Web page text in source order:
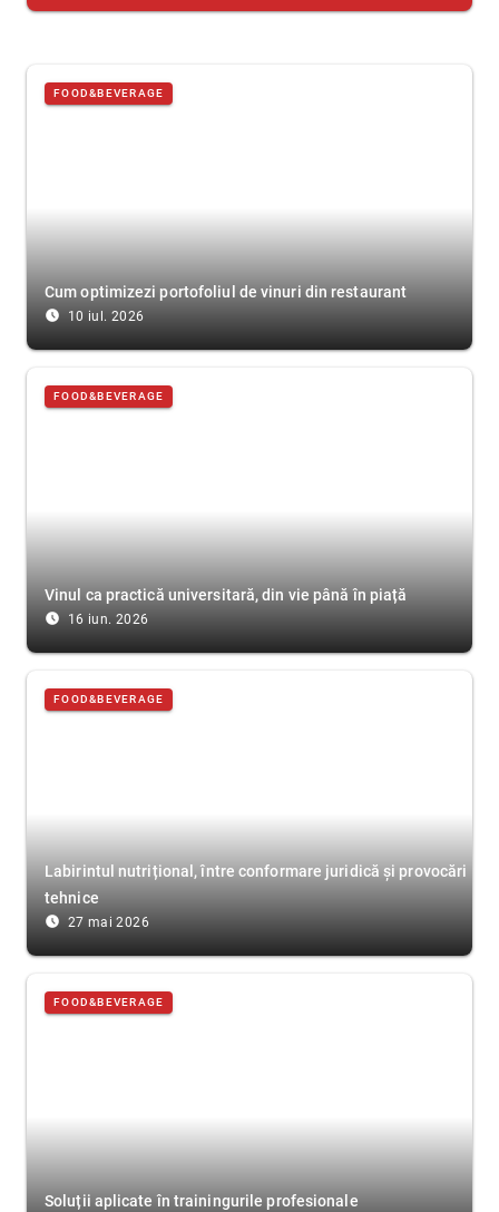
FOOD&BEVERAGE
Cum optimizezi portofoliul de vinuri din restaurant
access_time_filled 10 iul. 2026
FOOD&BEVERAGE
Vinul ca practică universitară, din vie până în piață
access_time_filled 16 iun. 2026
FOOD&BEVERAGE
Labirintul nutrițional, între conformare juridică și provocări
tehnice
access_time_filled 27 mai 2026
FOOD&BEVERAGE
Soluții aplicate în trainingurile profesionale